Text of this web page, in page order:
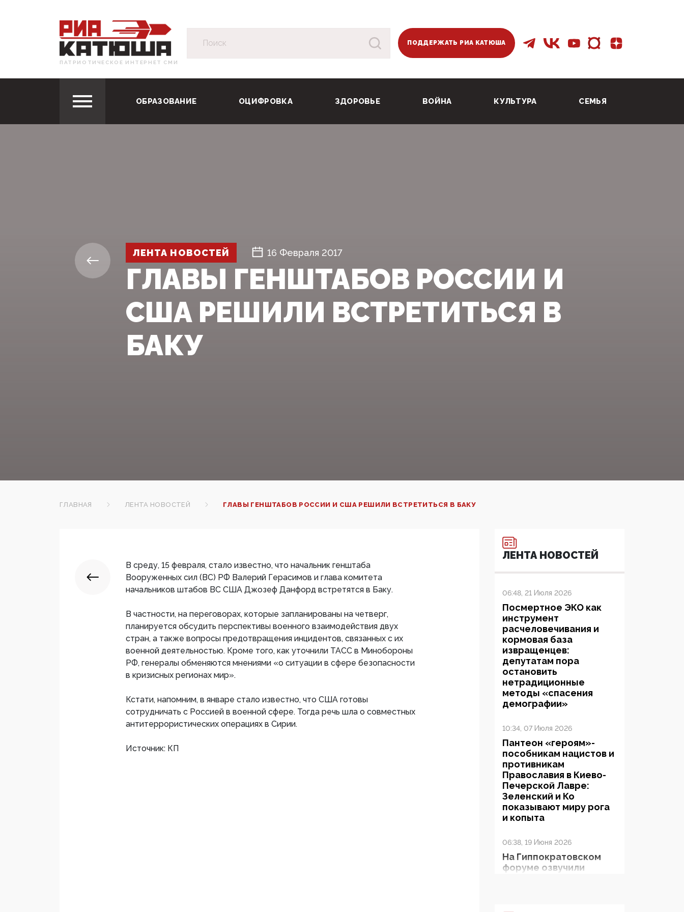
ПАТРИОТИЧЕСКОЕ ИНТЕРНЕТ СМИ
ПОДДЕРЖАТЬ РИА КАТЮША
ОБРАЗОВАНИЕ ОЦИФРОВКА ЗДОРОВЬЕ ВОЙНА КУЛЬТУРА СЕМЬЯ
ЛЕНТА НОВОСТЕЙ 16 Февраля 2017
ГЛАВЫ ГЕНШТАБОВ РОССИИ И
США РЕШИЛИ ВСТРЕТИТЬСЯ В
БАКУ‍
ГЛАВНАЯ ЛЕНТА НОВОСТЕЙ ГЛАВЫ ГЕНШТАБОВ РОССИИ И США РЕШИЛИ ВСТРЕТИТЬСЯ В БАКУ‍
В среду, 15 февраля, стало известно, что начальник генштаба
Вооруженных сил (ВС) РФ Валерий Герасимов и глава комитета
начальников штабов ВС США Джозеф Данфорд встретятся в Баку.
В частности, на переговорах, которые запланированы на четверг,
планируется обсудить перспективы военного взаимодействия двух
стран, а также вопросы предотвращения инцидентов, связанных с их
военной деятельностью. Кроме того, как уточнили ТАСС в Минобороны
РФ, генералы обменяются мнениями «о ситуации в сфере безопасности
в кризисных регионах мир».
Кстати, напомним, в январе стало известно, что США готовы
сотрудничать с Россией в военной сфере. Тогда речь шла о совместных
антитеррористических операциях в Сирии.
Источник: КП
ЛЕНТА НОВОСТЕЙ
06:48, 21 Июля 2026
Посмертное ЭКО как
инструмент
расчеловечивания и
кормовая база
извращенцев:
депутатам пора
остановить
нетрадиционные
методы «спасения
демографии»
10:34, 07 Июля 2026
Пантеон «героям»-
пособникам нацистов и
противникам
Православия в Киево-
Печерской Лавре:
Зеленский и Ко
показывают миру рога
и копыта
06:38, 19 Июня 2026
На Гиппократовском
форуме озвучили